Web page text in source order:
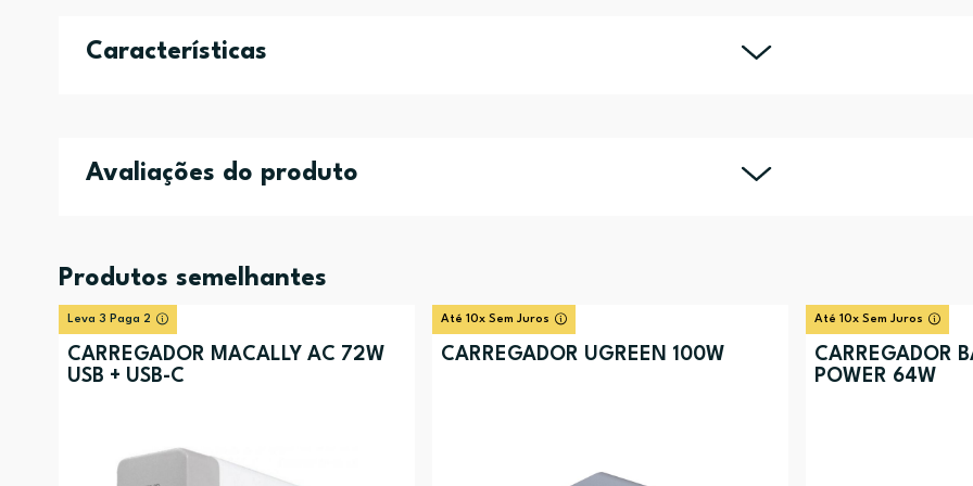
Características
Avaliações do produto
Produtos semelhantes
Leva 3 Paga 2
CARREGADOR MACALLY AC 72W
USB + USB-C
Até 10x Sem Juros
CARREGADOR UGREEN 100W
Até 10x Sem Juros
CARREGADOR
POWER 64W